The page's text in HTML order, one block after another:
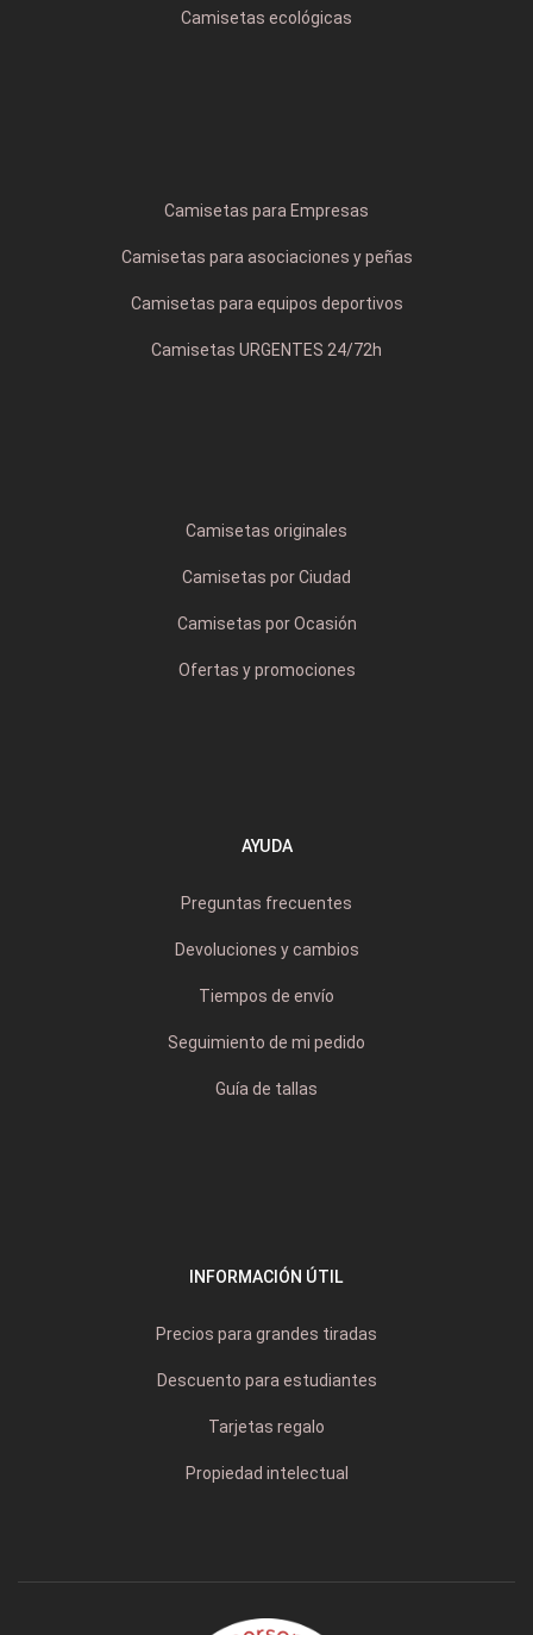
Camisetas ecológicas
Camisetas para Empresas
Camisetas para asociaciones y peñas
Camisetas para equipos deportivos
Camisetas URGENTES 24/72h
Camisetas originales
Camisetas por Ciudad
Camisetas por Ocasión
Ofertas y promociones
AYUDA
Preguntas frecuentes
Devoluciones y cambios
Tiempos de envío
Seguimiento de mi pedido
Guía de tallas
INFORMACIÓN ÚTIL
Precios para grandes tiradas
Descuento para estudiantes
Tarjetas regalo
Propiedad intelectual